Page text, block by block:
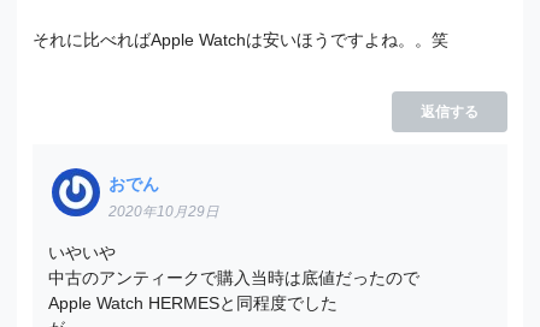
それに比べればApple Watchは安いほうですよね。。笑
返信する
おでん
2020年10月29日
いやいや
中古のアンティークで購入当時は底値だったので
Apple Watch HERMESと同程度でした